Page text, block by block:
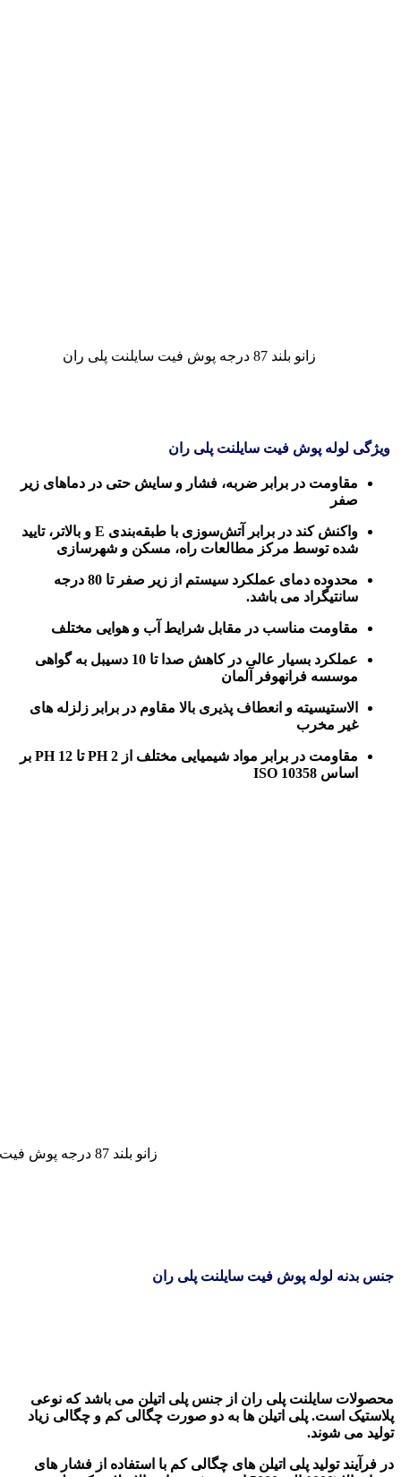
زانو بلند 87 درجه پوش فیت سایلنت پلی ران
ویژگی لوله پوش فیت سایلنت پلی ران
مقاومت در برابر ضربه، فشار و سایش حتی در دماهای زیر
صفر
واکنش کند در برابر آتش‌سوزی با طبقه‌بندی E و بالاتر، تایید
شده توسط مرکز مطالعات راه، مسکن و شهرسازی
محدوده دمای عملکرد سیستم از زیر صفر تا 80 درجه
سانتیگراد می باشد.
مقاومت مناسب در مقابل شرایط آب و هوایی مختلف
عملکرد بسیار عالی در کاهش صدا تا 10 دسیبل
به گواهی
موسسه فرانهوفر آلمان
الاستیسیته و انعطاف پذیری بالا مقاوم در برابر زلزله های
غیر مخرب
مقاومت در برابر مواد شیمیایی مختلف از PH 2 تا PH 12 بر
اساس ISO 10358
زانو بلند 87 درجه پوش فیت سایلنت پلی ران
جنس بدنه لوله پوش فیت سایلنت پلی ران
محصولات سایلنت پلی ران از جنس پلی اتیلن می باشد که نوعی
پلاستیک است. پلی اتیلن ها به دو صورت چگالی کم و چگالی زیاد
تولید می شوند.
در فرآیند تولید پلی اتیلن های چگالی کم با استفاده از فشار های